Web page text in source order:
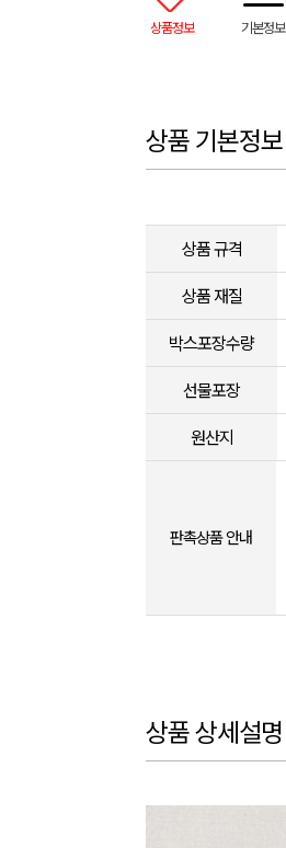
상품정보 기본정보
상품 기본정보
상품 규격
상품 재질
박스포장수량
선물포장
원산지
판촉상품 안내
상품 상세설명